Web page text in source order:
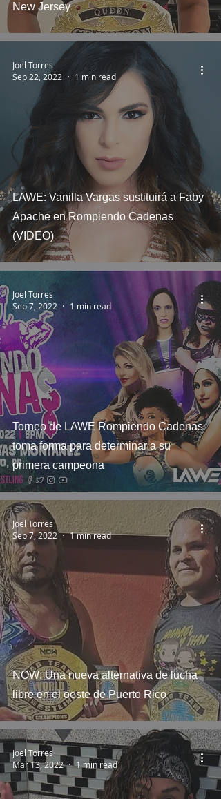
New Jersey
LAWE: Vanilla Vargas sustituirá a Faby
Apache en Rompiendo Cadenas
(VIDEO)
Joel Torres
Sep 22, 2022
1 min read
Torneo de LAWE Rompiendo Cadenas
toma forma para determinar a su
primera campeona
Joel Torres
Sep 7, 2022
1 min read
NOW: Una nueva alternativa de lucha
libre en el oeste de Puerto Rico
Joel Torres
Sep 7, 2022
1 min read
Joel Torres
Mar 13, 2022
1 min read